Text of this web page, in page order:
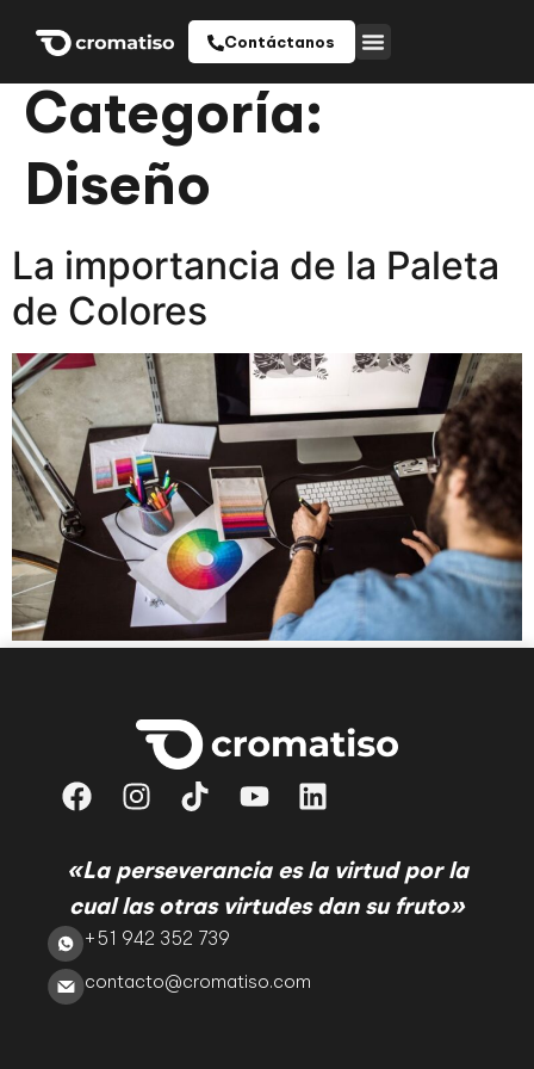
Contáctanos
Categoría:
Diseño
La importancia de la Paleta
de Colores
«La perseverancia es la virtud por la
cual las otras virtudes dan su fruto»
+51 942 352 739
contacto@cromatiso.com